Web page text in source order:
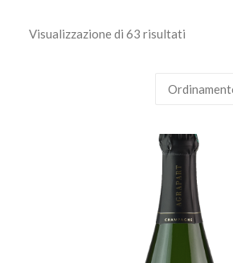
Visualizzazione di 63 risultati